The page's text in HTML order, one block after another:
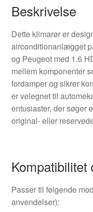
Beskrivelse
Dette klimarør er
airconditionanlægget
og Peugeot med 1.6
mellem komponenter
fordamper og sikrer
er velegnet til
entusiaster, der søger
original- eller
Kompatibilitet
Passer til følgende
anvendelser):